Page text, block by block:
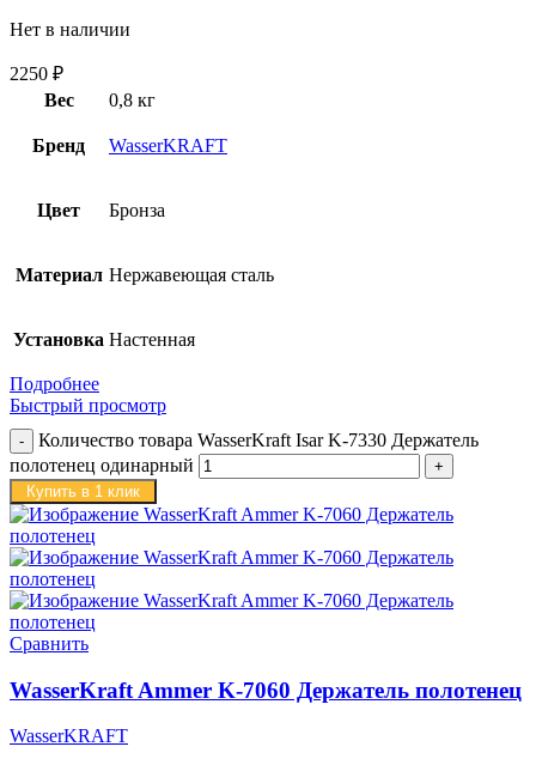
Нет в наличии
2250 ₽
Вес
0,8 кг
Бренд WasserKRAFT
Цвет Бронза
Материал Нержавеющая сталь
Установка Настенная
Подробнее
Быстрый просмотр
Количество товара WasserKraft Isar K-7330 Держатель
полотенец одинарный
Купить в 1 клик
Сравнить
WasserKraft Ammer K-7060 Держатель полотенец
WasserKRAFT